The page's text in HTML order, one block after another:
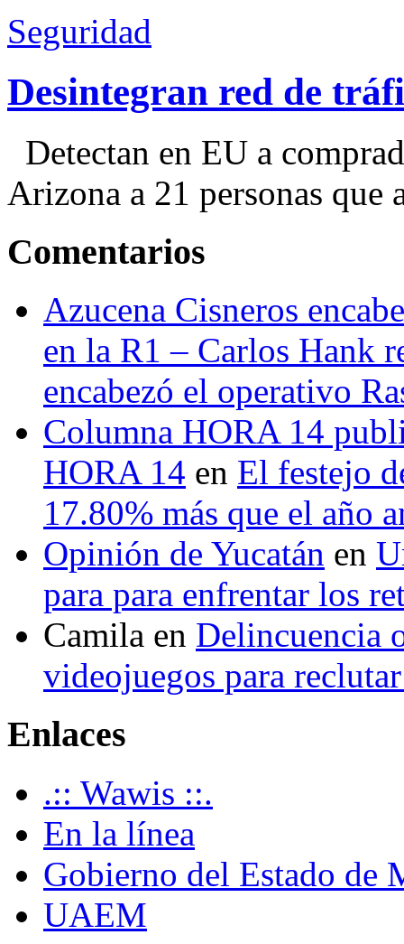
Seguridad
Desintegran red de
Detectan en EU a
Arizona a 21 personas que
Comentarios
Azucena Cisneros
en la R1 – Carlos Hank
encabezó el operativo
Columna HORA 14
HORA 14 en El festejo
17.80% más que el año
Opinión de Yucatán en
para para enfrentar los
Camila en Delincuencia
videojuegos para
Enlaces
.:: Wawis ::.
En la línea
Gobierno del Estado de
UAEM